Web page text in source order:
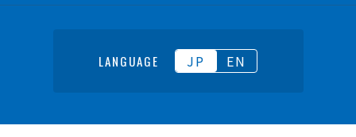
LANGUAGE JP EN